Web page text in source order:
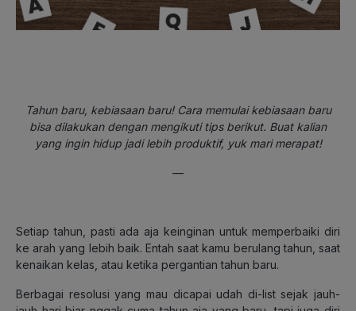
Tahun baru, kebiasaan baru! Cara memulai kebiasaan baru
bisa dilakukan dengan mengikuti tips berikut. Buat kalian
yang ingin hidup jadi lebih produktif, yuk mari merapat!
—
Setiap tahun, pasti ada aja keinginan untuk memperbaiki diri
ke arah yang lebih baik. Entah saat kamu berulang tahun, saat
kenaikan kelas, atau ketika pergantian tahun baru.
Berbagai resolusi yang mau dicapai udah di-list sejak jauh-